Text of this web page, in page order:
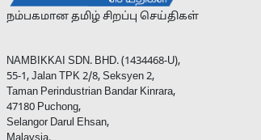
நம்பகமான தமிழ் சிறப்பு செய்திகள்
NAMBIKKAI SDN. BHD. (1434468-U),
55-1, Jalan TPK 2/8, Seksyen 2,
Taman Perindustrian Bandar Kinrara,
47180 Puchong,
Selangor Darul Ehsan,